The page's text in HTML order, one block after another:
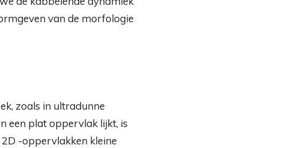
van de morfologie
zoals in ultradunne
een plat oppervlak lijkt, is
-oppervlakken kleine